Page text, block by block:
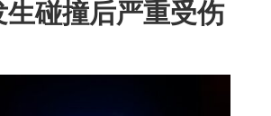
碰撞后严重受伤